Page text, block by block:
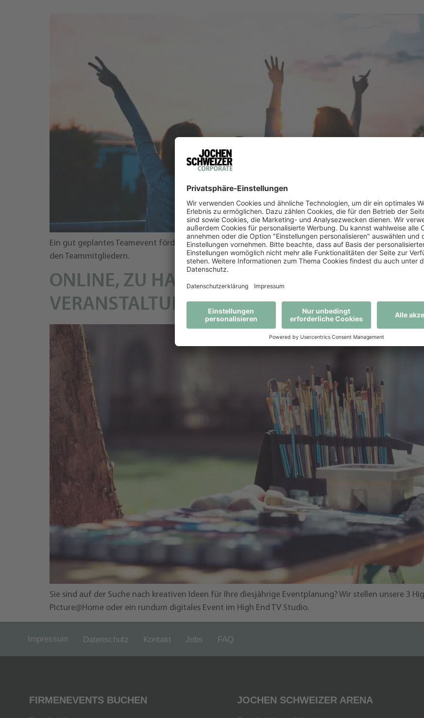
Ein gut geplantes Teamevent fördert nicht nur den teaminternen Zusammenhalt, sondern stärkt
den Teammitgliedern.
ONLINE, ZU HAUSE UND AUCH DIGITAL: DIE 3
VERANSTALTUNGSHIGHLIGHTS 2020
Sie sind auf der Suche nach kreativen Ideen für Ihre diesjährige Eventplanung? Wir stellen unsere 3
Picture@Home oder ein rundum digitales Event im High End TV Studio.
Impressum Datenschutz Kontakt Jobs FAQ
FIRMENEVENTS BUCHEN JOCHEN SCHWEIZER ARENA